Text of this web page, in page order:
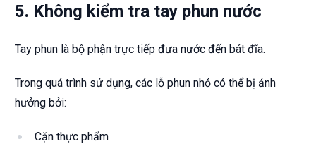
5. Không kiểm tra tay phun nước
Tay phun là bộ phận trực tiếp đưa nước đến bát đĩa.
Trong quá trình sử dụng, các lỗ phun nhỏ có thể bị ảnh
hưởng bởi:
Cặn thực phẩm